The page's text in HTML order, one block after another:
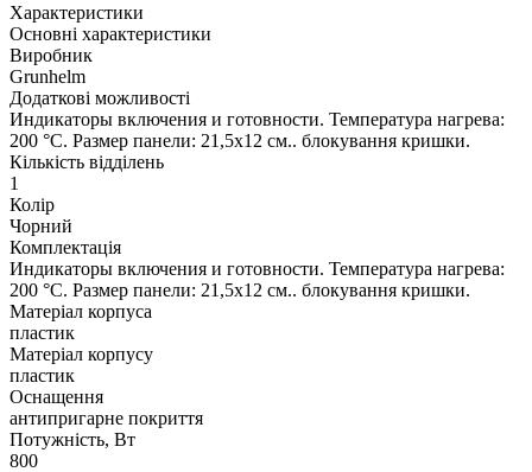
Характеристики
Основні характеристики
Виробник
Grunhelm
Додаткові можливості
Индикаторы включения и готовности. Температура нагрева:
200 °С. Размер панели: 21,5х12 см.. блокування кришки.
Кількість відділень
1
Колір
Чорний
Комплектація
Индикаторы включения и готовности. Температура нагрева:
200 °С. Размер панели: 21,5х12 см.. блокування кришки.
Матеріал корпуса
пластик
Матеріал корпусу
пластик
Оснащення
антипригарне покриття
Потужність, Вт
800